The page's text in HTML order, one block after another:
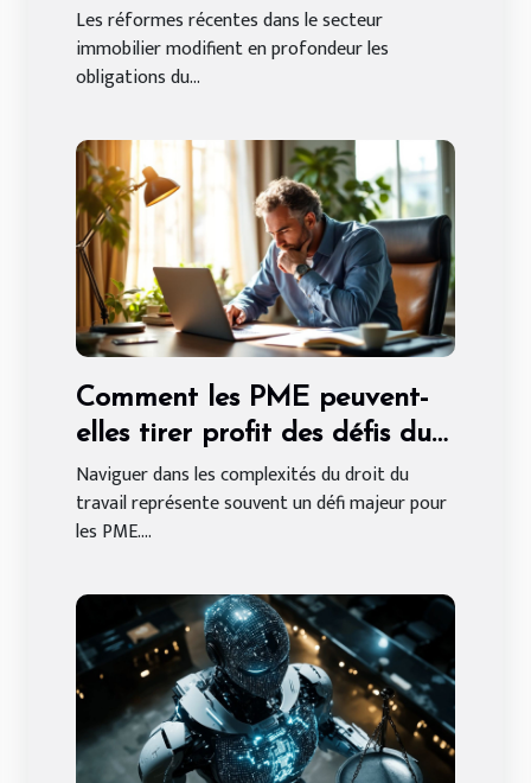
obligations du bailleur ?
Les réformes récentes dans le secteur
immobilier modifient en profondeur les
obligations du...
Comment les PME peuvent-
elles tirer profit des défis du
droit du travail ?
Naviguer dans les complexités du droit du
travail représente souvent un défi majeur pour
les PME....